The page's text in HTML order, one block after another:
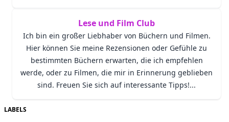
Lese und Film Club
Ich bin ein großer Liebhaber von Büchern und Filmen.
Hier können Sie meine Rezensionen oder Gefühle zu
bestimmten Büchern erwarten, die ich empfehlen
werde, oder zu Filmen, die mir in Erinnerung geblieben
sind. Freuen Sie sich auf interessante Tipps!...
LABELS